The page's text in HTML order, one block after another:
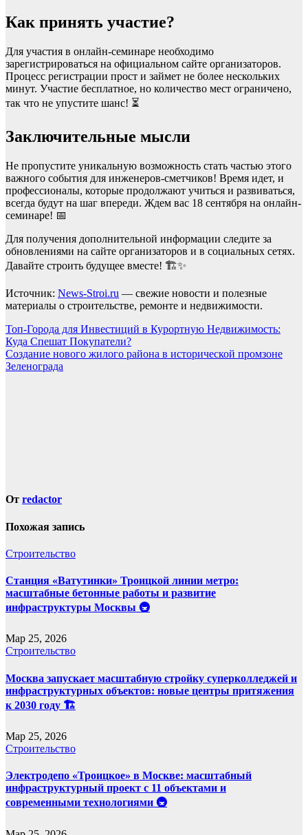
Как принять участие?
Для участия в онлайн-семинаре необходимо
зарегистрироваться на официальном сайте организаторов.
Процесс регистрации прост и займет не более нескольких
минут. Участие бесплатное, но количество мест ограничено,
так что не упустите шанс! ⏳
Заключительные мысли
Не пропустите уникальную возможность стать частью этого
важного события для инженеров-сметчиков! Время идет, и
профессионалы, которые продолжают учиться и развиваться,
всегда будут на шаг впереди. Ждем вас 18 сентября на онлайн-
семинаре! 📅
Для получения дополнительной информации следите за
обновлениями на сайте организаторов и в социальных сетях.
Давайте строить будущее вместе! 🏗️✨
Источник: News-Stroi.ru — свежие новости и полезные
материалы о строительстве, ремонте и недвижимости.
Навигация
по
записям
Топ-Города для Инвестиций в Курортную Недвижимость:
Куда Спешат Покупатели?
Создание нового жилого района в исторической промзоне
Зеленограда
От redactor
Похожая запись
Строительство
Станция «Ватутинки» Троицкой линии метро:
масштабные бетонные работы и развитие
инфраструктуры Москвы 🚇
Мар 25, 2026
Строительство
Москва запускает масштабную стройку суперколледжей и
инфраструктурных объектов: новые центры притяжения
к 2030 году 🏗️
Мар 25, 2026
Строительство
Электродепо «Троицкое» в Москве: масштабный
инфраструктурный проект с 11 объектами и
современными технологиями 🚇